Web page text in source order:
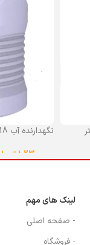
نگهدارنده آب 18 لیتری کیش ترموس کد 047
1,230,000
لینک های مهم
- صفحه اصلی
- فروشگاه